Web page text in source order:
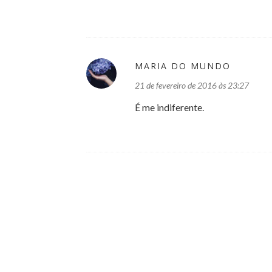
MARIA DO MUNDO
21 de fevereiro de 2016 às 23:27
É me indiferente.